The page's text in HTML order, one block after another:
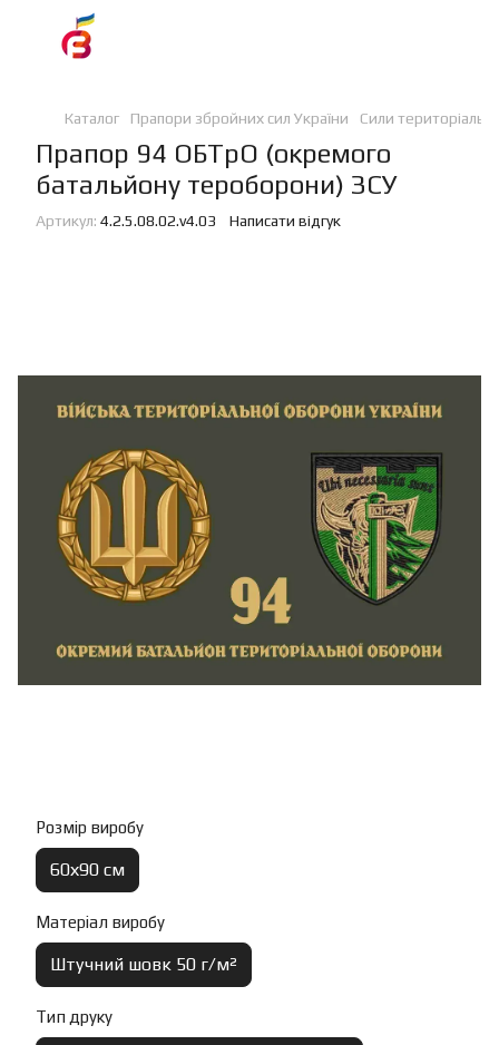
Каталог Прапори збройних сил України Сили
Прапор 94 ОБТрО (окремого
батальйону тероборони) ЗСУ
Артикул: 4.2.5.08.02.v4.03 Написати відгук
Розмір виробу
60х90 см
Матеріал виробу
Штучний шовк 50 г/м²
Тип друку